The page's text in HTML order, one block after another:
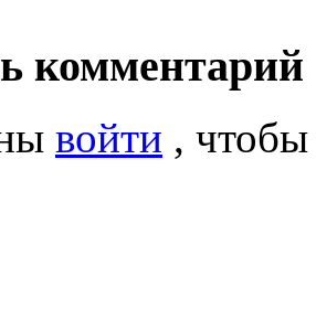
комментарий
войти ,